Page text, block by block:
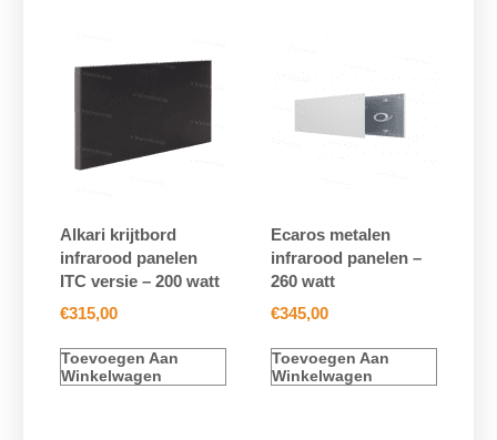
Alkari krijtbord
infrarood panelen
ITC versie – 200 watt
€315,00
Toevoegen Aan
Winkelwagen
Ecaros metalen
infrarood panelen –
260 watt
€345,00
Toevoegen Aan
Winkelwagen